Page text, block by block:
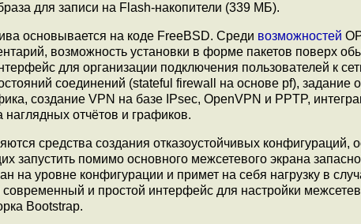
для записи на Flash-накопители (339 МБ).
основывается на коде FreeBSD. Среди возможностей
возможность установки в форме пакетов поверх
для организации подключения пользователей к
соединений (stateful firewall на основе pf), задание
создание VPN на базе IPsec, OpenVPN и PPTP,
отчётов и графиков.
средства создания отказоустойчивых конфигураций,
запустить помимо основного межсетевого экрана
на уровне конфигурации и примет на себя нагрузку в
и простой интерфейс для настройки
Bootstrap.